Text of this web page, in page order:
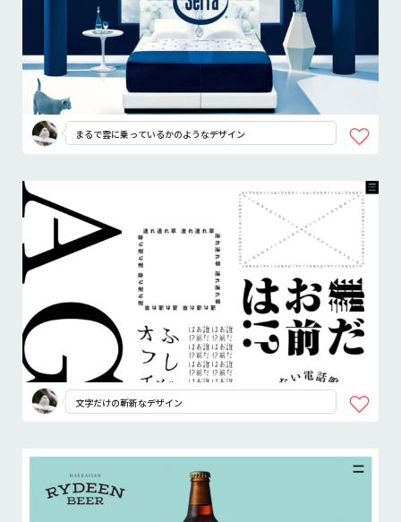
まるで雲に乗っているかのようなデザイン
文字だけの斬新なデザイン